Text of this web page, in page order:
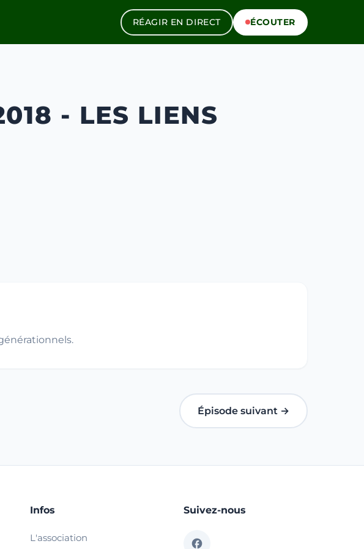
RÉAGIR EN DIRECT ÉCOUTER
- LES LIENS
Épisode suivant →
Infos
L'association
Suivez-nous